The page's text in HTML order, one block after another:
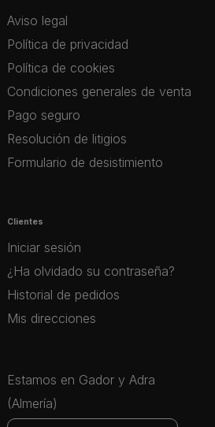
Aviso legal
Política de privacidad
Política de cookies
Condiciones generales de venta
Pago seguro
Resolución de litigios
Formulario de desistimiento
Clientes
Iniciar sesión
¿Ha olvidado su contraseña?
Historial de pedidos
Mis direcciones
Estamos en Gador y Adra
(Almería)